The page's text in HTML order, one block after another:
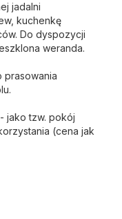
jadalni
kuchenkę
Do dyspozycji
weranda.
prasowania
jako tzw. pokój
(cena jak